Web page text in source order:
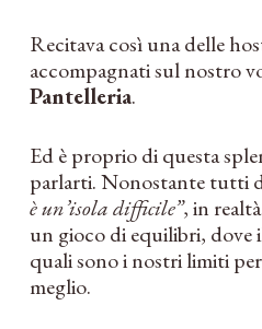
Recitava così una delle
accompagnati sul nostro
Pantelleria.
Ed è proprio di questa
parlarti. Nonostante tutti
è un’isola difficile”, in
un gioco di equilibri, dove
quali sono i nostri limiti
meglio.